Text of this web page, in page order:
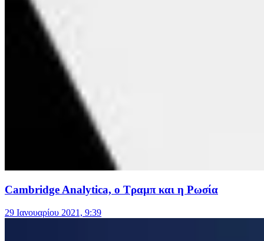
Cambridge Analytica, ο Τραμπ και η Ρωσία
29 Ιανουαρίου 2021, 9:39